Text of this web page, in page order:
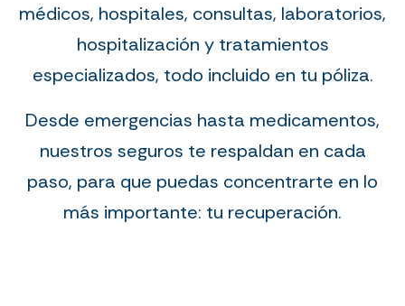
médicos, hospitales, consultas, laboratorios,
hospitalización y tratamientos
especializados, todo incluido en tu póliza.
Desde emergencias hasta medicamentos,
nuestros seguros te respaldan en cada
paso, para que puedas concentrarte en lo
más importante: tu recuperación.